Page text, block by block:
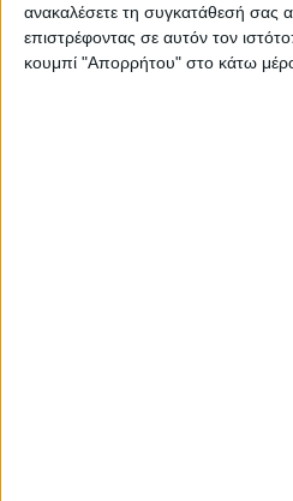
ανακαλέσετε τη συγκατάθεσή σας
επιστρέφοντας σε αυτόν τον
κουμπί "Απορρήτου" στο κάτω